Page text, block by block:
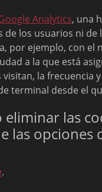
Analytics, una
los usuarios ni
por ejemplo, con el
a la que está
la frecuencia
terminal desde el
las
las opciones
.